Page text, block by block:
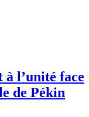
à l’unité face
de Pékin